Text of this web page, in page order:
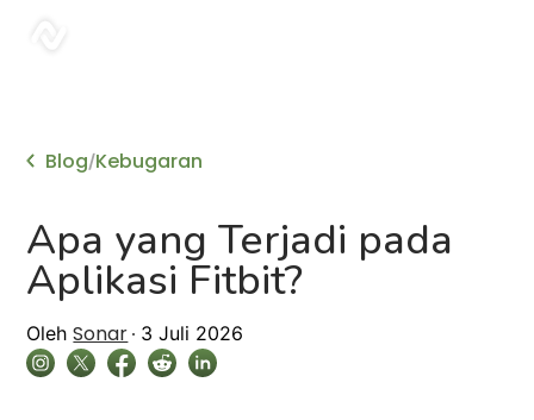
Blog/Kebugaran
Apa yang Terjadi pada
Aplikasi Fitbit?
Oleh Sonar 3 Juli 2026